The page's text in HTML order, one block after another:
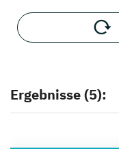
Ergebnisse (5):